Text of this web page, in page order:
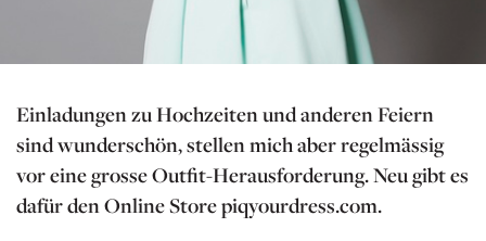
Einladungen zu Hochzeiten und anderen Feiern
sind wunderschön, stellen mich aber regelmässig
vor eine grosse Outfit-Herausforderung. Neu gibt es
dafür den Online Store piqyourdress.com.